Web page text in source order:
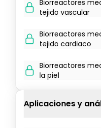
Biorreactores
tejido vascular
Biorreactores
tejido cardiaco
Biorreactores
la piel
Aplicaciones y